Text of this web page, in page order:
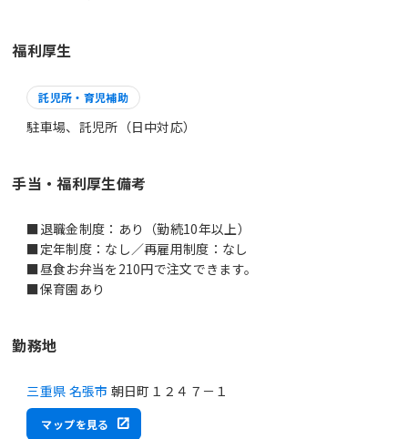
福利厚生
託児所・育児補助
駐車場、託児所（日中対応）
手当・福利厚生備考
■退職金制度：あり（勤続10年以上）
■定年制度：なし／再雇用制度：なし
■昼食お弁当を210円で注文できます。
■保育園あり
勤務地
三重県 名張市 朝日町１２４７－１
マップを見る